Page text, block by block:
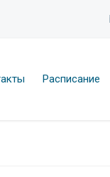
Расписание